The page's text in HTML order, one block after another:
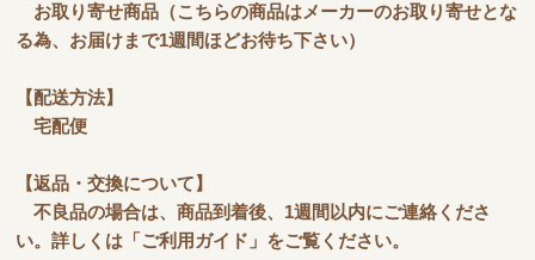
お取り寄せ商品（こちらの商品はメーカーのお取り寄せとな
る為、お届けまで1週間ほどお待ち下さい）
【配送方法】
宅配便
【返品・交換について】
不良品の場合は、商品到着後、1週間以内にご連絡くださ
い。詳しくは「ご利用ガイド」をご覧ください。